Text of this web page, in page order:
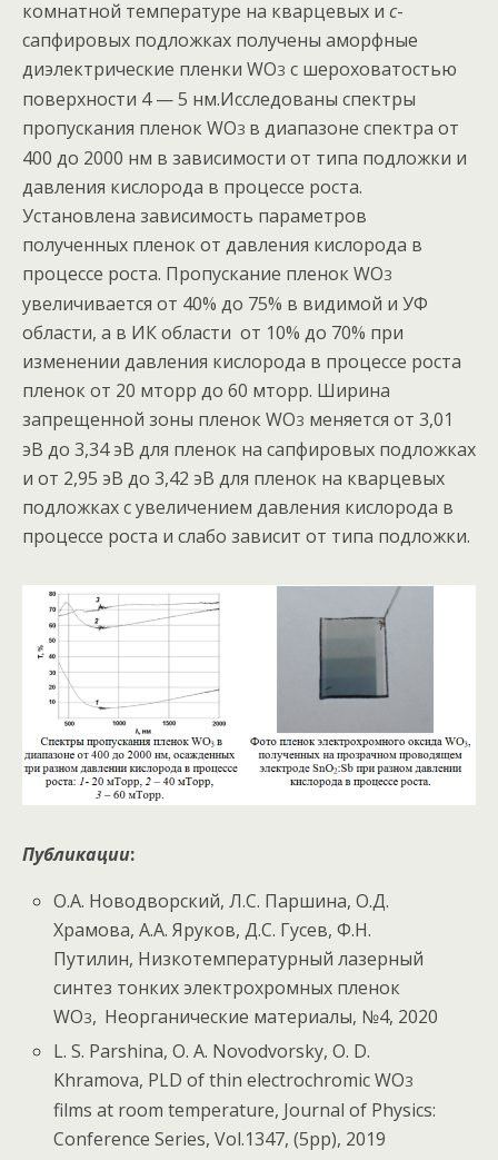
комнатной температуре на кварцевых и с-
сапфировых подложках получены аморфные
диэлектрические пленки WO3 с шероховатостью
поверхности 4 — 5 нм.Исследованы спектры
пропускания пленок WO3 в диапазоне спектра от
400 до 2000 нм в зависимости от типа подложки и
давления кислорода в процессе роста.
Установлена зависимость параметров
полученных пленок от давления кислорода в
процессе роста. Пропускание пленок WO3
увеличивается от 40% до 75% в видимой и УФ
области, а в ИК области от 10% до 70% при
изменении давления кислорода в процессе роста
пленок от 20 мторр до 60 мторр. Ширина
запрещенной зоны пленок WO3 меняется от 3,01
эВ до 3,34 эВ для пленок на сапфировых подложках
и от 2,95 эВ до 3,42 эВ для пленок на кварцевых
подложках с увеличением давления кислорода в
процессе роста и слабо зависит от типа подложки.
Публикации:
О.А. Новодворский, Л.С. Паршина, О.Д.
Храмова, А.А. Яруков, Д.С. Гусев, Ф.Н.
Путилин, Низкотемпературный лазерный
синтез тонких электрохромных пленок
WO3, Неорганические материалы, №4, 2020
L. S. Parshina, O. A. Novodvorsky, O. D.
Khramova, PLD of thin electrochromic WO3
films at room temperature, Journal of Physics:
Conference Series, Vol.1347, (5pp), 2019